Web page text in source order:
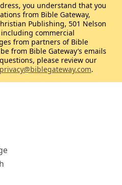
you understand that you
from Bible Gateway,
Publishing, 501 Nelson
including commercial
from partners of Bible
from Bible Gateway’s emails
please review our
privacy@biblegateway.com.